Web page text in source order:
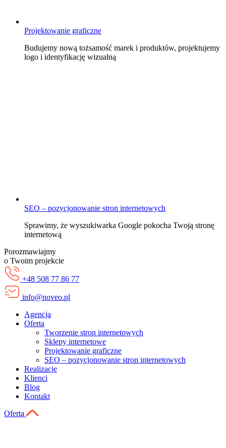
Projektowanie graficzne
Budujemy nową tożsamość marek i produktów, projektujemy
logo i identyfikację wizualną
SEO – pozycjonowanie stron internetowych
Sprawimy, że wyszukiwarka Google pokocha Twoją stronę
internetową
Porozmawiajmy
o Twoim projekcie
+48 508 77 86 77
info@noveo.pl
Agencja
Oferta
Tworzenie stron internetowych
Sklepy internetowe
Projektowanie graficzne
SEO – pozycjonowanie stron internetowych
Realizacje
Klienci
Blog
Kontakt
Oferta